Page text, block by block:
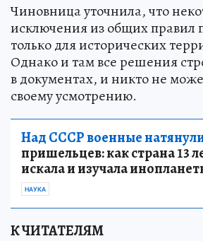
Чиновница уточнила, что
исключения из общих правил
только для исторических
Однако и там все решения
в документах, и никто не
своему усмотрению.
Над СССР военные
пришельцев: как страна 13
искала и изучала
НАУКА
К ЧИТАТЕЛЯМ